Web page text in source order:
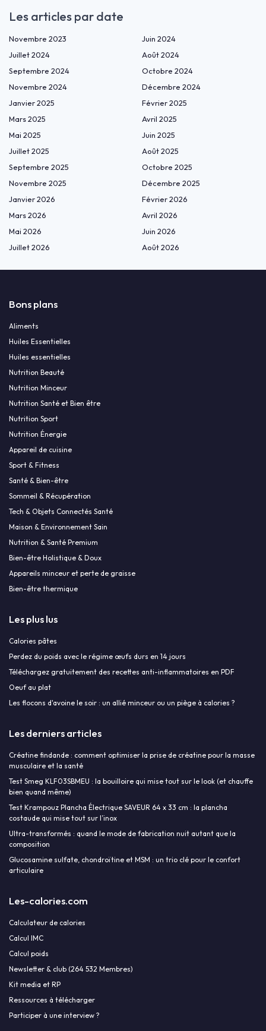
Les articles par date
Novembre 2023
Juin 2024
Juillet 2024
Août 2024
Septembre 2024
Octobre 2024
Novembre 2024
Décembre 2024
Janvier 2025
Février 2025
Mars 2025
Avril 2025
Mai 2025
Juin 2025
Juillet 2025
Août 2025
Septembre 2025
Octobre 2025
Novembre 2025
Décembre 2025
Janvier 2026
Février 2026
Mars 2026
Avril 2026
Mai 2026
Juin 2026
Juillet 2026
Août 2026
Bons plans
Aliments
Huiles Essentielles
Huiles essentielles
Nutrition Beauté
Nutrition Minceur
Nutrition Santé et Bien être
Nutrition Sport
Nutrition Énergie
Appareil de cuisine
Sport & Fitness
Santé & Bien-être
Sommeil & Récupération
Tech & Objets Connectés Santé
Maison & Environnement Sain
Nutrition & Santé Premium
Bien-être Holistique & Doux
Appareils minceur et perte de graisse
Bien-être thermique
Les plus lus
Calories pâtes
Perdez du poids avec le régime œufs durs en 14 jours
Téléchargez gratuitement des recettes anti-inflammatoires en PDF
Oeuf au plat
Les flocons d'avoine le soir : un allié minceur ou un piège à calories ?
Les derniers articles
Créatine findande : comment optimiser la prise de créatine pour la masse
musculaire et la santé
Test Smeg KLF03SBMEU : la bouilloire qui mise tout sur le look (et chauffe
bien quand même)
Test Krampouz Plancha Électrique SAVEUR 64 x 33 cm : la plancha
costaude qui mise tout sur l’inox
Ultra-transformés : quand le mode de fabrication nuit autant que la
composition
Glucosamine sulfate, chondroïtine et MSM : un trio clé pour le confort
articulaire
Les-calories.com
Calculateur de calories
Calcul IMC
Calcul poids
Newsletter & club (264 532 Membres)
Kit media et RP
Ressources à télécharger
Participer à une interview ?